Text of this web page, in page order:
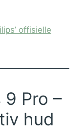
offisielle
9 Pro –
hud